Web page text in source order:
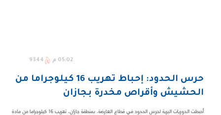
05:02 م 9344
حرس الحدود: إحباط تهريب 16 كيلوجراما من
الحشيش وأقراص مخدرة بجازان
أحبطت الدوريات البرية لحرس الحدود في قطاع العارضة، بمنطقة جازان، تهريب 16 كيلوجراما من مادة